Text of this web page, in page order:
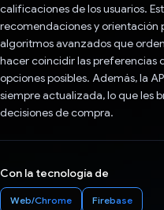
calificaciones de los usuarios.
recomendaciones y orientación
algoritmos avanzados que
hacer coincidir las preferencias
opciones posibles. Además, la
siempre actualizada, lo que les
decisiones de compra.
Con la tecnología de
Web/Chrome Firebase